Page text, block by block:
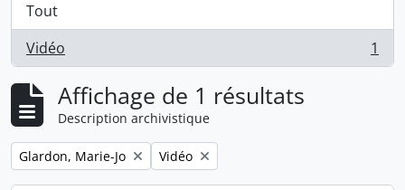
Tout
Vidéo
, 1 résultats 1
Affichage de 1 résultats
Description archivistique
Remove filter:
Glardon, Marie-Jo Remove filter:
Vidéo